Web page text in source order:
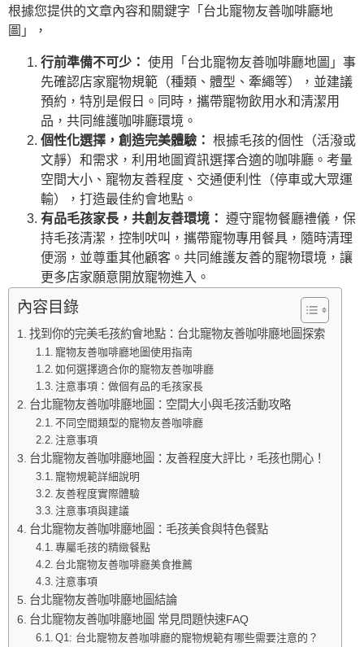
根據您提供的文章內容和關鍵字「台北寵物友善咖啡廳地
圖」，
行前準備不可少： 使用「台北寵物友善咖啡廳地圖」事
先確認店家寵物規範（種類、體型、牽繩等），並建議
預約，特別是假日。同時，攜帶寵物飲用水和清潔用
品，共同維護咖啡廳環境。
個性化選擇，創造完美體驗： 根據毛孩的個性（活潑或
文靜）和需求，利用地圖資訊選擇合適的咖啡廳。考量
空間大小、寵物友善程度、交通便利性（停車或大眾運
輸），打造最佳約會地點。
有品毛孩家長，共創友善環境： 遵守寵物餐廳禮儀，保
持毛孩清潔，控制吠叫，攜帶寵物專用餐具，隨時清理
便溺，並尊重其他顧客。共同維護友善的寵物環境，讓
更多店家願意開放寵物進入。
內容目錄
找到你的完美毛孩約會地點：台北寵物友善咖啡廳地圖探索
寵物友善咖啡廳地圖使用指南
如何選擇適合你的寵物友善咖啡廳
注意事項：做個有品的毛孩家長
台北寵物友善咖啡廳地圖：空間大小與毛孩活動攻略
不同空間類型的寵物友善咖啡廳
注意事項
台北寵物友善咖啡廳地圖：友善程度大評比，毛孩也開心！
寵物規範詳細說明
友善程度實際體驗
注意事項與建議
台北寵物友善咖啡廳地圖：毛孩美食與特色餐點
專屬毛孩的精緻餐點
台北寵物友善咖啡廳美食推薦
注意事項
台北寵物友善咖啡廳地圖結論
台北寵物友善咖啡廳地圖 常見問題快速FAQ
Q1: 台北寵物友善咖啡廳的寵物規範有哪些需要注意的？